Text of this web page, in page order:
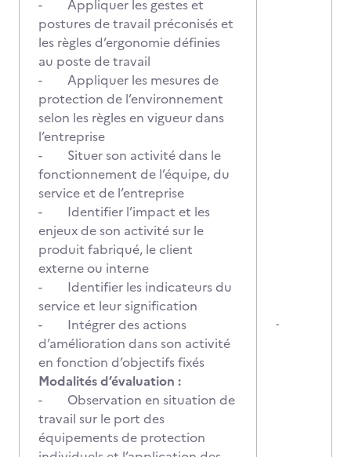
- Appliquer les gestes et
postures de travail préconisés et
les règles d’ergonomie définies
au poste de travail
- Appliquer les mesures de
protection de l’environnement
selon les règles en vigueur dans
l’entreprise
- Situer son activité dans le
fonctionnement de l’équipe, du
service et de l’entreprise
- Identifier l’impact et les
enjeux de son activité sur le
produit fabriqué, le client
externe ou interne
- Identifier les indicateurs du
service et leur signification
- Intégrer des actions
d’amélioration dans son activité
en fonction d’objectifs fixés
Modalités d’évaluation :
- Observation en situation de
travail sur le port des
équipements de protection
-